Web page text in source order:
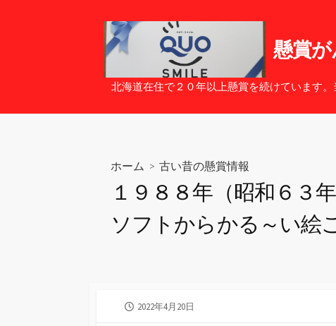
ス
懸賞
北海道在住で２０年以上懸賞を続けています
ホーム > 古い昔の懸賞情報
１９８８年（昭和６
ソフトからかる～い絵
公
2022年4月20日